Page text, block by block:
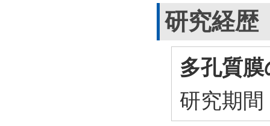
研究経歴
多孔質
研究期間